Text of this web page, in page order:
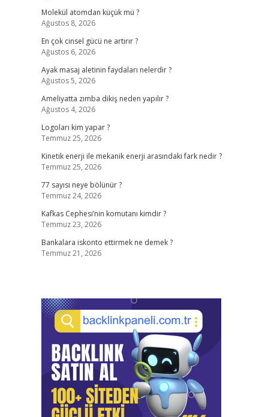
Molekül atomdan küçük mü ?
Ağustos 8, 2026
En çok cinsel gücü ne artırır ?
Ağustos 6, 2026
Ayak masaj aletinin faydaları nelerdir ?
Ağustos 5, 2026
Ameliyatta zımba dikiş neden yapılır ?
Ağustos 4, 2026
Logoları kim yapar ?
Temmuz 25, 2026
Kinetik enerji ile mekanik enerji arasındaki fark nedir ?
Temmuz 25, 2026
77 sayısı neye bölünür ?
Temmuz 24, 2026
Kafkas Cephesi’nin komutanı kimdir ?
Temmuz 23, 2026
Bankalara iskonto ettirmek ne demek ?
Temmuz 21, 2026